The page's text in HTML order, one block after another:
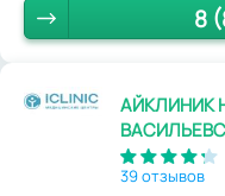
8
АЙКЛИНИК
39 отзывов